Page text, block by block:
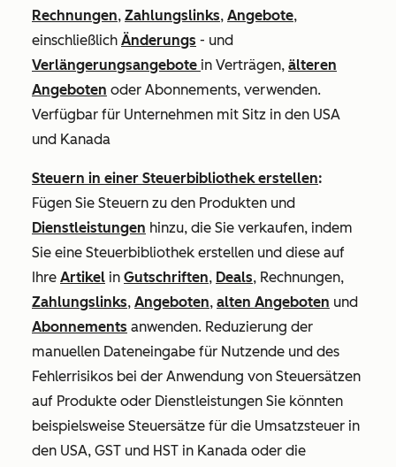
Rechnungen, Zahlungslinks, Angebote,
einschließlich Änderungs - und
Verlängerungsangebote in Verträgen, älteren
Angeboten oder Abonnements, verwenden.
Verfügbar für Unternehmen mit Sitz in den USA
und Kanada
Steuern in einer Steuerbibliothek erstellen:
Fügen Sie Steuern zu den Produkten und
Dienstleistungen hinzu, die Sie verkaufen, indem
Sie eine Steuerbibliothek erstellen und diese auf
Ihre Artikel in Gutschriften, Deals, Rechnungen,
Zahlungslinks, Angeboten, alten Angeboten und
Abonnements anwenden. Reduzierung der
manuellen Dateneingabe für Nutzende und des
Fehlerrisikos bei der Anwendung von Steuersätzen
auf Produkte oder Dienstleistungen Sie könnten
beispielsweise Steuersätze für die Umsatzsteuer in
den USA, GST und HST in Kanada oder die